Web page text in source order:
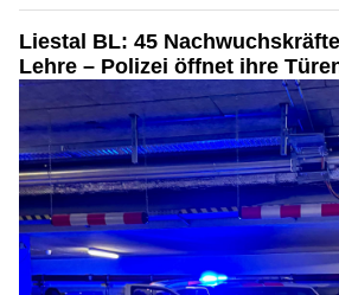
Liestal BL: 45
Lehre – Polizei öffnet ihre